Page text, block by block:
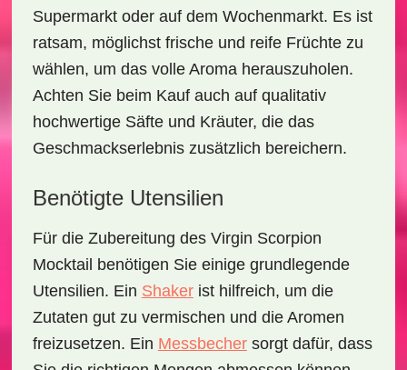
Supermarkt oder auf dem Wochenmarkt. Es ist
ratsam, möglichst frische und reife Früchte zu
wählen, um das volle Aroma herauszuholen.
Achten Sie beim Kauf auch auf qualitativ
hochwertige Säfte und Kräuter, die das
Geschmackserlebnis zusätzlich bereichern.
Benötigte Utensilien
Für die Zubereitung des Virgin Scorpion
Mocktail benötigen Sie einige grundlegende
Utensilien. Ein Shakerist hilfreich, um die
Zutaten gut zu vermischen und die Aromen
freizusetzen. Ein Messbechersorgt dafür, dass